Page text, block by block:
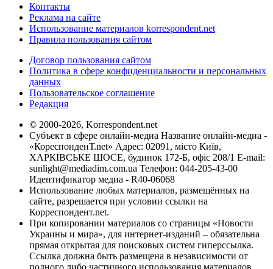
Контакты
Реклама на сайте
Использование материалов korrespondent.net
Правила пользования сайтом
Договор пользования сайтом
Политика в сфере конфиденциальности и персональных
данных
Пользовательское соглашение
Редакция
© 2000-2026, Korrespondent.net
Субъект в сфере онлайн-медиа Название онлайн-медиа -
«КореспонденТ.net» Адрес: 02091, місто Київ,
ХАРКІВСЬКЕ ШОСЕ, будинок 172-Б, офіс 208/1 E-mail:
sunlight@mediadim.com.ua Телефон: 044-205-43-00
Идентификатор медиа - R40-06068
Использование любых материалов, размещённых на
сайте, разрешается при условии ссылки на
Корреспондент.net.
При копировании материалов со страницы «Новости
Украины и мира», для интернет-изданий – обязательна
прямая открытая для поисковых систем гиперссылка.
Ссылка должна быть размещена в независимости от
полного либо частичного использования материалов.